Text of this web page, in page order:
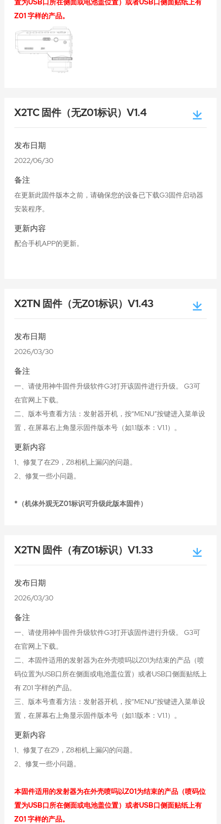
置为USB口所在侧面或电池盖位置）或者USB口侧面贴纸上有
Z01 字样的产品。
X2TC 固件（无Z01标识）V1.4
发布日期
2022/06/30
备注
在更新此固件版本之前，请确保您的设备已下载G3固件启动器
安装程序。
更新内容
配合手机APP的更新。
X2TN 固件（无Z01标识）V1.43
发布日期
2026/03/30
备注
一、请使用神牛固件升级软件G3打开该固件进行升级。 G3可
在官网上下载。
二、版本号查看方法：发射器开机，按“MENU”按键进入菜单设
置，在屏幕右上角显示固件版本号（如1.1版本：V1.1）。
更新内容
1、修复了在Z9，Z8相机上漏闪的问题。
2、修复一些小问题。
*（机体外观无Z01标识可升级此版本固件）
X2TN 固件（有Z01标识）V1.33
发布日期
2026/03/30
备注
一、请使用神牛固件升级软件G3打开该固件进行升级。 G3可
在官网上下载。
二、本固件适用的发射器为在外壳喷吗以Z01为结束的产品（喷
码位置为USB口所在侧面或电池盖位置）或者USB口侧面贴纸上
有 Z01 字样的产品。
三、版本号查看方法：发射器开机，按“MENU”按键进入菜单设
置，在屏幕右上角显示固件版本号（如1.1版本：V1.1）。
更新内容
1、修复了在Z9，Z8相机上漏闪的问题。
2、修复一些小问题。
本固件适用的发射器为在外壳喷吗以Z01为结束的产品（喷码位
置为USB口所在侧面或电池盖位置）或者USB口侧面贴纸上有
Z01 字样的产品。